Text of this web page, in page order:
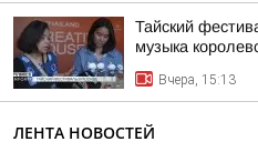
Тайский
музыка
Вчера, 15:13
ЛЕНТА НОВОСТЕЙ